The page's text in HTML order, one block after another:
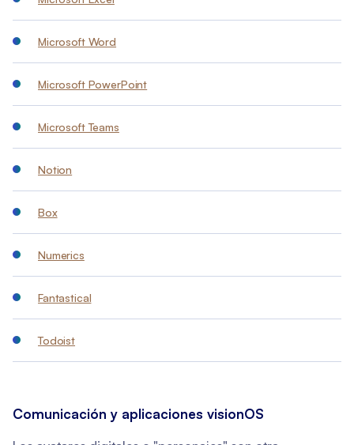
Microsoft Word
Microsoft PowerPoint
Microsoft Teams
Notion
Box
Numerics
Fantastical
Todoist
Comunicación y aplicaciones visionOS